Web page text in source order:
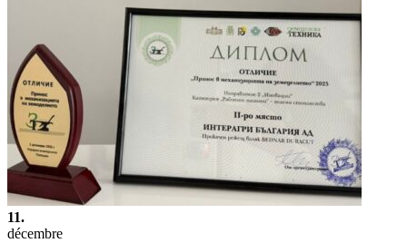
11.
décembre